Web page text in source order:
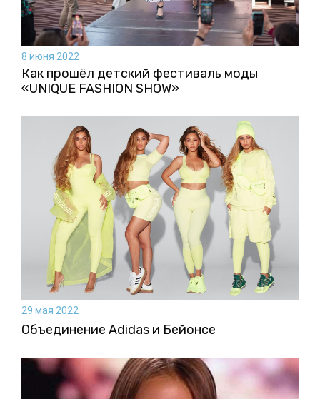
8 июня 2022
Как прошёл детский фестиваль моды
«UNIQUE FASHION SHOW»
29 мая 2022
Объединение Adidas и Бейонсе